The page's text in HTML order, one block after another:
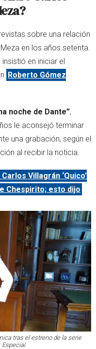
sobre una relación
en los años setenta.
en iniciar el
Roberto Gómez
noche de Dante”,
le aconsejó terminar
una grabación, según el
al recibir la noticia.
Villagrán ‘Quico’
Chespirito; esto dijo
tras el estreno de la serie
Especial